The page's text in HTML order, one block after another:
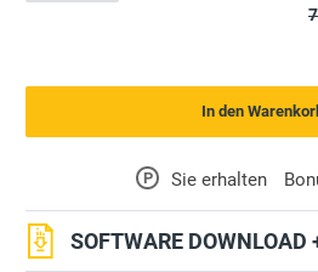
P Sie erhalten
SOFTWARE DOWNLOAD
In den